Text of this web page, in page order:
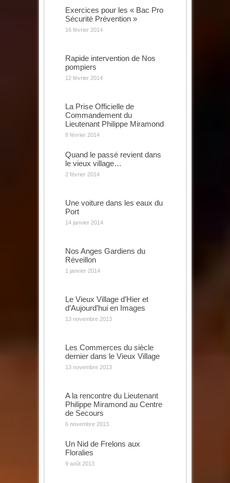
Exercices pour les « Bac Pro
Sécurité Prévention »
16 février 2014
Rapide intervention de Nos
pompiers
12 février 2014
La Prise Officielle de
Commandement du
Lieutenant Philippe Miramond
8 février 2014
Quand le passé revient dans
le vieux village…
2 février 2014
Une voiture dans les eaux du
Port
14 janvier 2014
Nos Anges Gardiens du
Réveillon
1 janvier 2014
Le Vieux Village d’Hier et
d’Aujourd’hui en Images
13 novembre 2013
Les Commerces du siècle
dernier dans le Vieux Village
13 novembre 2013
A la rencontre du Lieutenant
Philippe Miramond au Centre
de Secours
6 novembre 2013
Un Nid de Frelons aux
Floralies
9 août 2013